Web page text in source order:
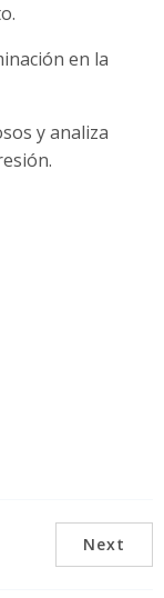
en la
y analiza
Next